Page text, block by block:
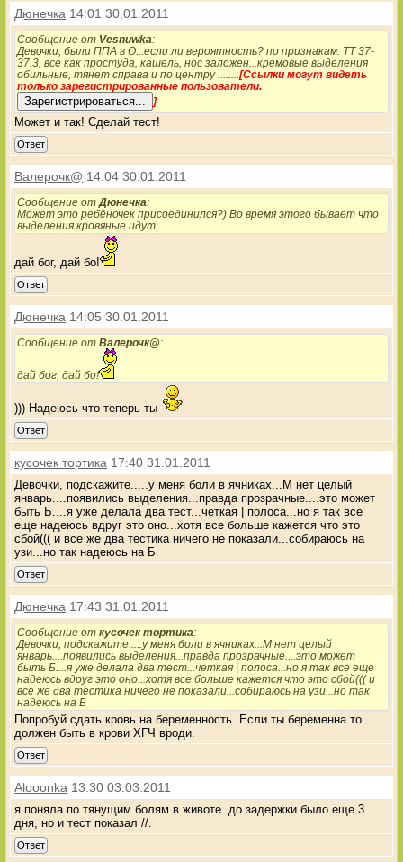
Дюнечка 14:01 30.01.2011
Сообщение от Vesnuwka:
Девочки, были ППА в О...если ли вероятность? по признакам: ТТ 37-
37.3, все как простуда, кашель, нос заложен...кремовые выделения
обильные, тянет справа и по центру ........[Ссылки могут видеть
только зарегистрированные пользователи.
]
Может и так! Сделай тест!
Ответ
Валерочк@ 14:04 30.01.2011
Сообщение от Дюнечка:
Может это ребёночек присоединился?) Во время этого бывает что
выделения кровяные идут
дай бог, дай бо!
Ответ
Дюнечка 14:05 30.01.2011
Сообщение отВалерочк@:
дай бог, дай бо!
))) Надеюсь что теперь ты
Ответ
кусочек тортика 17:40 31.01.2011
Девочки, подскажите.....у меня боли в ячниках...М нет целый
январь....появились выделения...правда прозрачные....это может
быть Б....я уже делала два тест...четкая | полоса...но я так все
еще надеюсь вдруг это оно...хотя все больше кажется что это
сбой((( и все же два тестика ничего не показали...собираюсь на
узи...но так надеюсь на Б
Ответ
Дюнечка 17:43 31.01.2011
Сообщение откусочек тортика:
Девочки, подскажите.....у меня боли в ячниках...М нет целый
январь....появились выделения...правда прозрачные....это может
быть Б....я уже делала два тест...четкая | полоса...но я так все еще
надеюсь вдруг это оно...хотя все больше кажется что это сбой((( и
все же два тестика ничего не показали...собираюсь на узи...но так
надеюсь на Б
Попробуй сдать кровь на беременность. Если ты беременна то
должен быть в крови ХГЧ вроди.
Ответ
Alooonka 13:30 03.03.2011
я поняла по тянущим болям в животе. до задержки было еще 3
дня, но и тест показал //.
Ответ